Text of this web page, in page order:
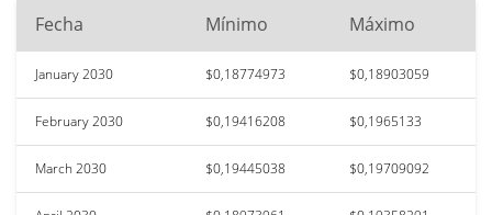
Fecha Mínimo Máximo
January 2030 $0,18774973 $0,18903059
February 2030 $0,19416208 $0,1965133
March 2030 $0,19445038 $0,19709092